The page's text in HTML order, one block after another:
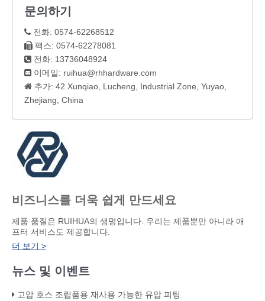
문의하기
 전화: 0574-62268512
 팩스: 0574-62278081
 전화: 13736048924
 이메일: ruihua@rhhardware.com
 추가: 42 Xunqiao, Lucheng, Industrial Zone, Yuyao,
Zhejiang, China
비즈니스를 더욱 쉽게 만드세요
​제품 품질은 RUIHUA의 생명입니다. 우리는 제품뿐만 아니라 애
프터 서비스도 제공합니다.
더 보기 >
뉴스 및 이벤트
고압 호스 조립품용 재사용 가능한 유압 피팅